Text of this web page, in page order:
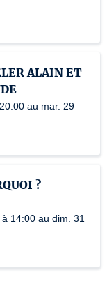
ALAIN ET
au mar. 29
?
14:00 au dim. 31